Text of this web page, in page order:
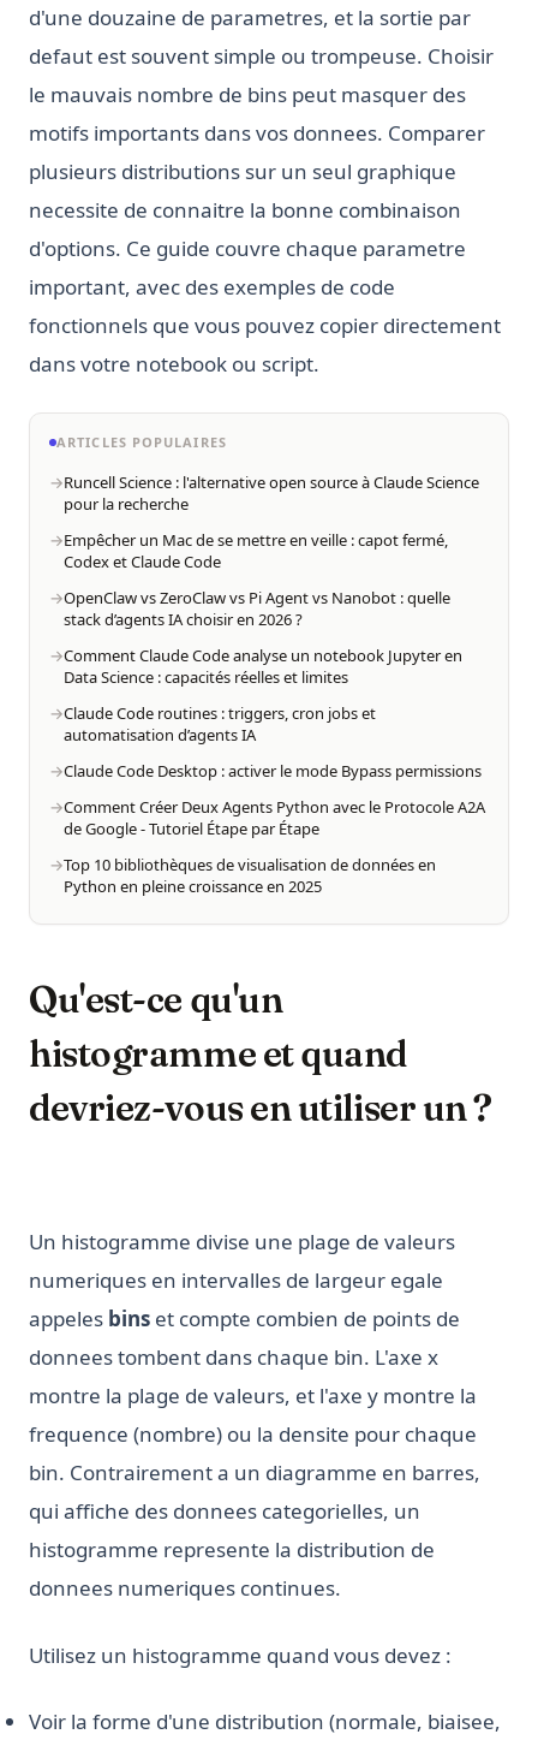
d'une douzaine de parametres, et la sortie par
defaut est souvent simple ou trompeuse. Choisir
le mauvais nombre de bins peut masquer des
motifs importants dans vos donnees. Comparer
plusieurs distributions sur un seul graphique
necessite de connaitre la bonne combinaison
d'options. Ce guide couvre chaque parametre
important, avec des exemples de code
fonctionnels que vous pouvez copier directement
dans votre notebook ou script.
ARTICLES POPULAIRES
Runcell Science : l'alternative open source à Claude Science
pour la recherche
Empêcher un Mac de se mettre en veille : capot fermé,
Codex et Claude Code
OpenClaw vs ZeroClaw vs Pi Agent vs Nanobot : quelle
stack d’agents IA choisir en 2026 ?
Comment Claude Code analyse un notebook Jupyter en
Data Science : capacités réelles et limites
Claude Code routines : triggers, cron jobs et
automatisation d’agents IA
Claude Code Desktop : activer le mode Bypass permissions
Comment Créer Deux Agents Python avec le Protocole A2A
de Google - Tutoriel Étape par Étape
Top 10 bibliothèques de visualisation de données en
Python en pleine croissance en 2025
Qu'est-ce qu'un
histogramme et quand
devriez-vous en utiliser un ?
Un histogramme divise une plage de valeurs
numeriques en intervalles de largeur egale
appeles bins et compte combien de points de
donnees tombent dans chaque bin. L'axe x
montre la plage de valeurs, et l'axe y montre la
frequence (nombre) ou la densite pour chaque
bin. Contrairement a un diagramme en barres,
qui affiche des donnees categorielles, un
histogramme represente la distribution de
donnees numeriques continues.
Utilisez un histogramme quand vous devez :
Voir la forme d'une distribution (normale, biaisee,